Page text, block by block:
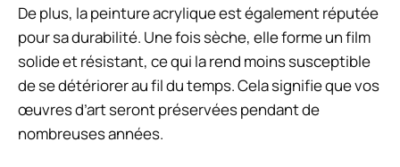
De plus, la peinture acrylique est également réputée
pour sa durabilité. Une fois sèche, elle forme un film
solide et résistant, ce qui la rend moins susceptible
de se détériorer au fil du temps. Cela signifie que vos
œuvres d’art seront préservées pendant de
nombreuses années.